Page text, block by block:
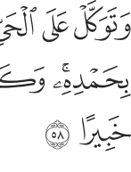
وتوكل على الحي الذي
وَتَوَكَّلْ عَلَى ٱلْحَىِّ ٱلَّذِى
ﱖﱗ
ﱝﱞ
ﱣﱤ